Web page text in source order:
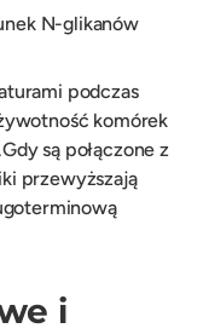
N-glikanów
podczas
komórek
są połączone z
przewyższają
i